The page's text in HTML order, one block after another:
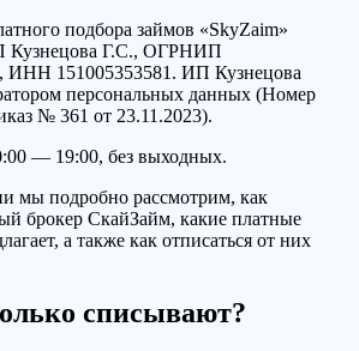
подбора займов «SkyZaim»
Кузнецова Г.С., ОГРНИП
ИНН 151005353581. ИП Кузнецова
персональных данных (Номер
№ 361 от 23.11.2023).
— 19:00, без выходных.
мы подробно рассмотрим, как
брокер СкайЗайм, какие платные
а также как отписаться от них
списывают?